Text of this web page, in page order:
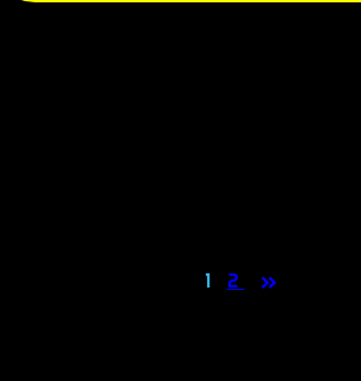
1 2 »